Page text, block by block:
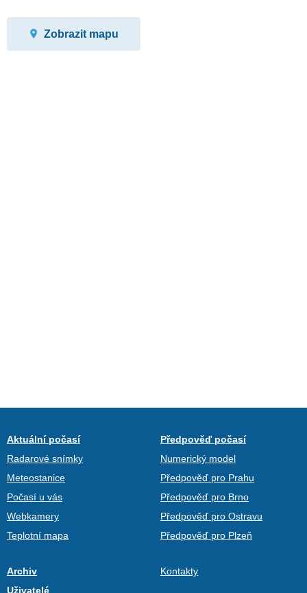
Zobrazit mapu
Aktuální počasí
Radarové snímky
Meteostanice
Počasí u vás
Webkamery
Teplotní mapa
Předpověď počasí
Numerický model
Předpověď pro Prahu
Předpověď pro Brno
Předpověď pro Ostravu
Předpověď pro Plzeň
Archiv
Uživatelé
Kontakty